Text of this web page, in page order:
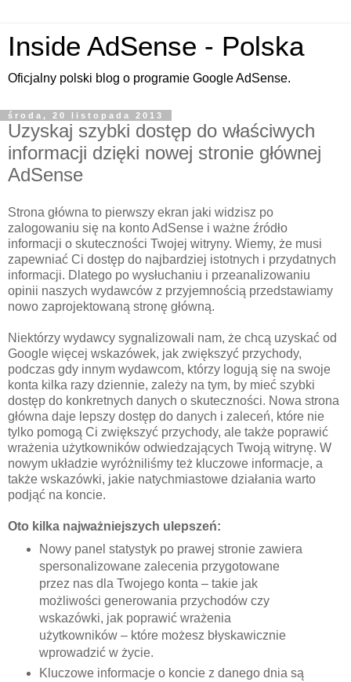
Inside AdSense - Polska
Oficjalny polski blog o programie Google AdSense.
środa, 20 listopada 2013
Uzyskaj szybki dostęp do właściwych
informacji dzięki nowej stronie głównej
AdSense
Strona główna to pierwszy ekran jaki widzisz po
zalogowaniu się na konto AdSense i ważne źródło
informacji o skuteczności Twojej witryny. Wiemy, że musi
zapewniać Ci dostęp do najbardziej istotnych i przydatnych
informacji. Dlatego po wysłuchaniu i przeanalizowaniu
opinii naszych wydawców z przyjemnością przedstawiamy
nowo zaprojektowaną stronę główną.
Niektórzy wydawcy sygnalizowali nam, że chcą uzyskać od
Google więcej wskazówek, jak zwiększyć przychody,
podczas gdy innym wydawcom, którzy logują się na swoje
konta kilka razy dziennie, zależy na tym, by mieć szybki
dostęp do konkretnych danych o skuteczności. Nowa strona
główna daje lepszy dostęp do danych i zaleceń, które nie
tylko pomogą Ci zwiększyć przychody, ale także poprawić
wrażenia użytkowników odwiedzających Twoją witrynę. W
nowym układzie wyróżniliśmy też kluczowe informacje, a
także wskazówki, jakie natychmiastowe działania warto
podjąć na koncie.
Oto kilka najważniejszych ulepszeń:
Nowy panel statystyk po prawej stronie zawiera
spersonalizowane zalecenia przygotowane
przez nas dla Twojego konta – takie jak
możliwości generowania przychodów czy
wskazówki, jak poprawić wrażenia
użytkowników – które możesz błyskawicznie
wprowadzić w życie.
Kluczowe informacje o koncie z danego dnia są